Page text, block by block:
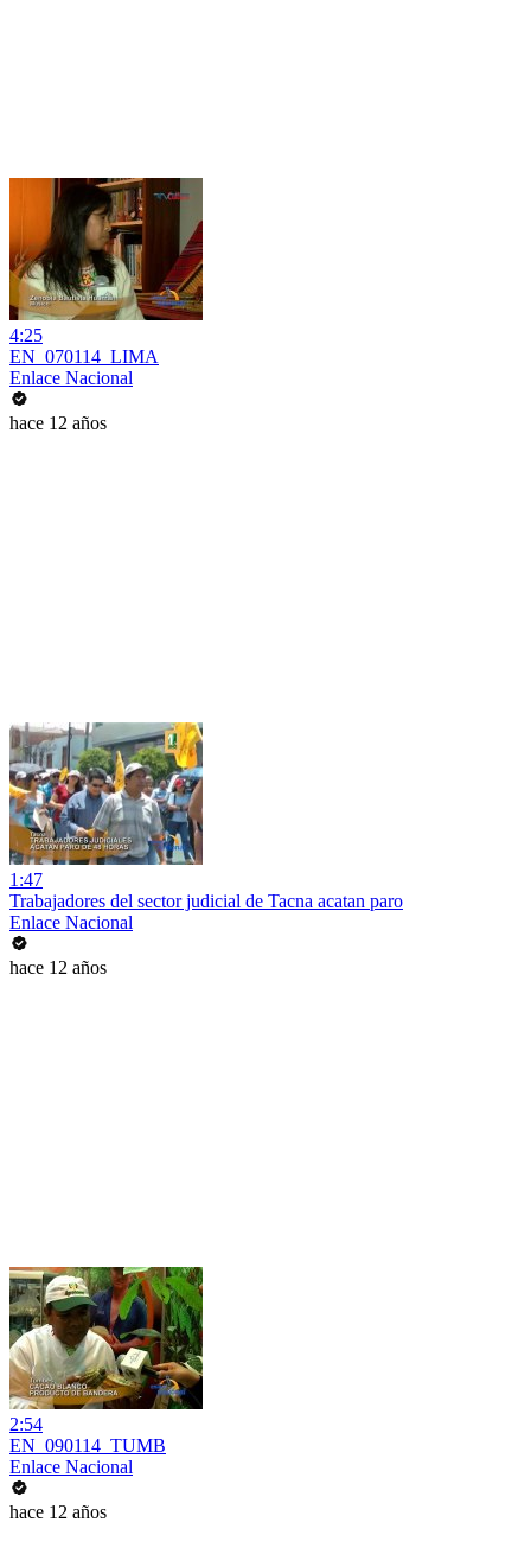
4:25
EN_070114_LIMA
Enlace Nacional
hace 12 años
1:47
Trabajadores del sector judicial de Tacna acatan paro
Enlace Nacional
hace 12 años
2:54
EN_090114_TUMB
Enlace Nacional
hace 12 años